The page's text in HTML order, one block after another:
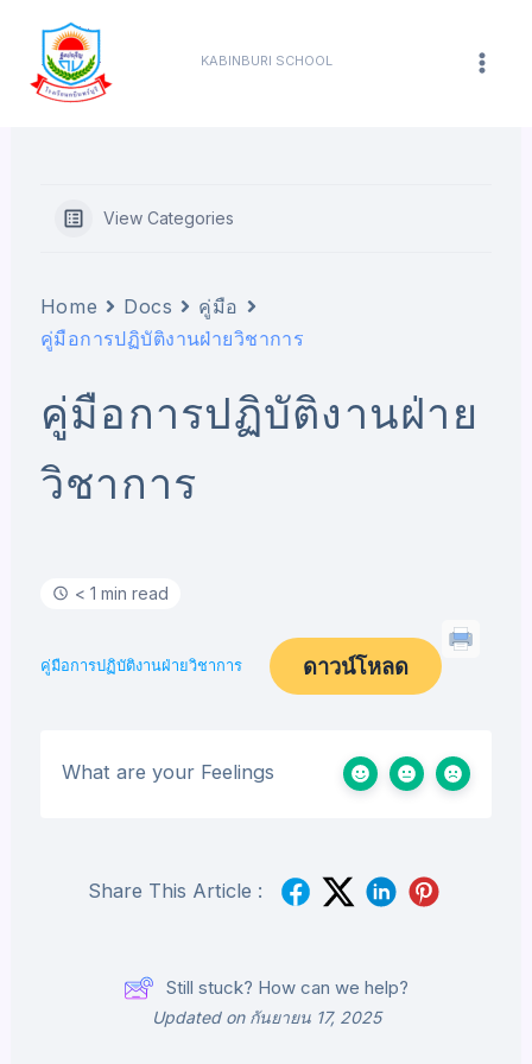
content
content
KABINBURI SCHOOL
View Categories
Home Docs
คู่มือ
คู่มือการปฏิบัติงานฝ่ายวิชาการ
คู่มือการปฏิบัติงานฝ่าย
วิชาการ
< 1 min read
คู่มือการปฏิบัติงานฝ่ายวิชาการ ดาวน์โหลด
What are your Feelings
Share This Article :
Still stuck? How can we help?
Updated on กันยายน 17, 2025